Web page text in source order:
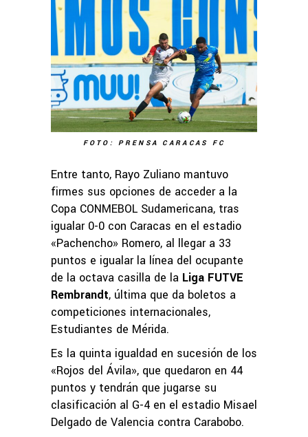
FOTO: PRENSA CARACAS FC
Entre tanto, Rayo Zuliano mantuvo
firmes sus opciones de acceder a la
Copa CONMEBOL Sudamericana, tras
igualar 0-0 con Caracas en el estadio
«Pachencho» Romero, al llegar a 33
puntos e igualar la línea del ocupante
de la octava casilla de la Liga FUTVE
Rembrandt, última que da boletos a
competiciones internacionales,
Estudiantes de Mérida.
Es la quinta igualdad en sucesión de los
«Rojos del Ávila», que quedaron en 44
puntos y tendrán que jugarse su
clasificación al G-4 en el estadio Misael
Delgado de Valencia contra Carabobo.